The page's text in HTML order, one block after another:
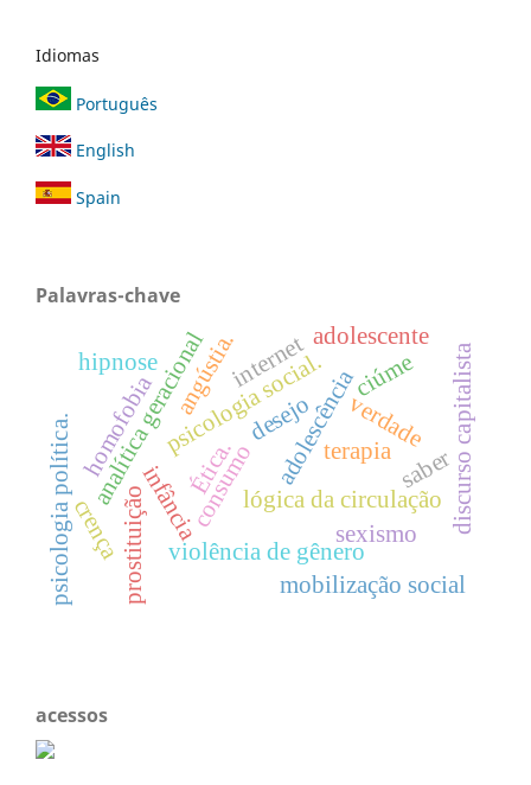
Idiomas
Português
English
Spain
Palavras-chave
infânciaconsumológica da circulação
analítica geracional adolescência
prostituição
psicologia social.
sexismo
homofobia
violência de gênero
mobilização social
psicologia política.crença
terapia saber
verdade discurso capitalista
hipnose
desejo
angústia. ciúme
internet
Ética.
adolescente
acessos